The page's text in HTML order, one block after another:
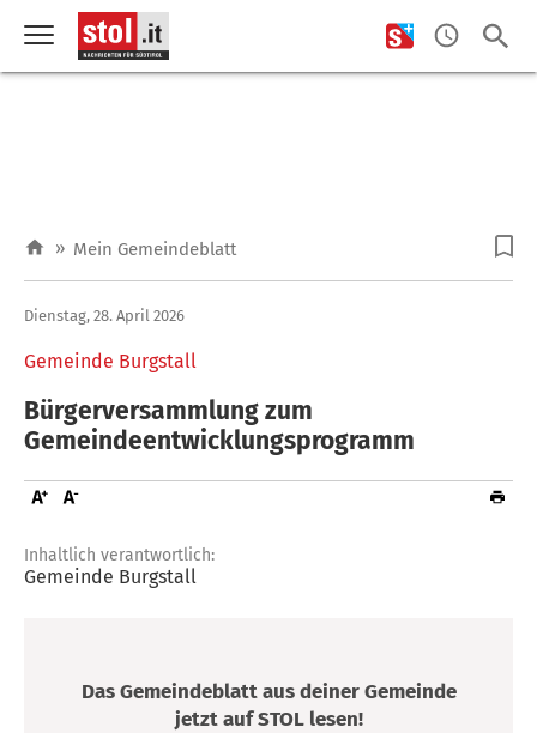
» Mein Gemeindeblatt
Gemeinde Burgstall
Dienstag, 28. April 2026
Bürgerversammlung zum
Gemeindeentwicklungsprogramm
Inhaltlich verantwortlich:
Gemeinde Burgstall
Das Gemeindeblatt aus deiner Gemeinde
jetzt auf STOL lesen!